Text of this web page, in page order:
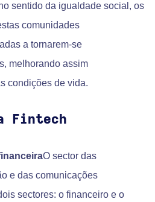
sentido da igualdade social, os
comunidades
a tornarem-se
melhorando assim
condições de vida.
Fintech
O sector das
e das comunicações
sectores: o financeiro e o